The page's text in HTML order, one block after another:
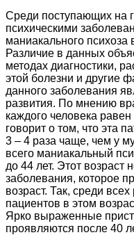
Среди поступающих на
психическими
маниакального психоза
Различие в данных
методах диагностики,
этой болезни и другие
данного заболевания
развития. По мнению
каждого человека
говорит о том, что эта
3 – 4 раза чаще, чем у
всего маниакальный
до 44 лет. Этот возраст
заболевания, которое
возраст. Так, среди
пациентов в этом
Ярко выраженные
проявляются после 40